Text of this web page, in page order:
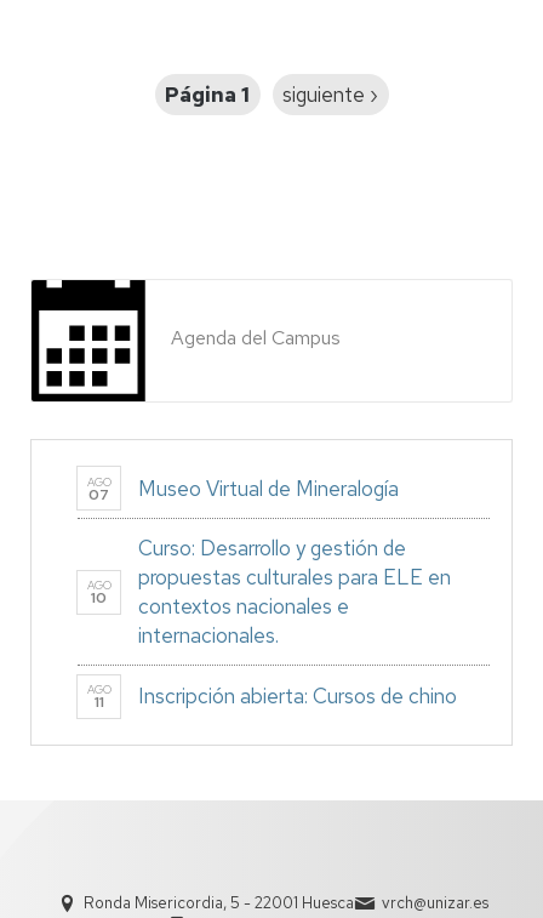
Página 1
Siguiente
siguiente ›
Agenda del Campus
AGO
07 Museo Virtual de Mineralogía
AGO
10
Curso: Desarrollo y gestión de
propuestas culturales para ELE en
contextos nacionales e
internacionales.
AGO
11 Inscripción abierta: Cursos de chino
Ronda Misericordia, 5 - 22001 Huesca
vrch@unizar.es